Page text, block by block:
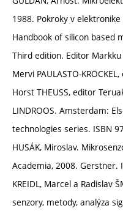
1988. Pokroky v
Handbook of silicon based
Third edition. Editor
Mervi PAULASTO-
Horst THEUSS, editor
LINDROOS. Amsterdam:
technologies series. ISBN
HUSÁK, Miroslav.
Academia, 2008. Gerstner.
KREIDL, Marcel a Radislav
senzory, metody, analýza